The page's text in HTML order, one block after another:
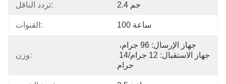
تردد الناقل: 2.4 جم
القنوات: 100 ساعة
وزن:
جرام